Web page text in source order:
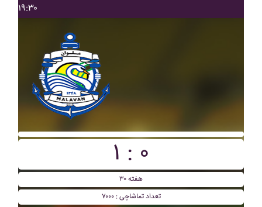
۱۹:۳۰
۱ : ۰
هفته ۳۰
تعداد تماشاچی : ۷۰۰۰